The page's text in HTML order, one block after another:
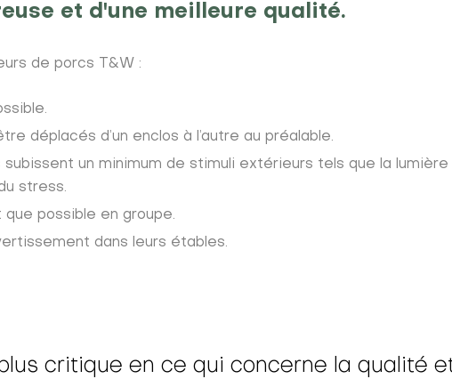
et d'une meilleure qualité.
de porcs T&W :
déplacés d’un enclos à l’autre au préalable.
un minimum de stimuli extérieurs tels que la lumière
stress.
possible en groupe.
dans leurs étables.
critique en ce qui concerne la qualité